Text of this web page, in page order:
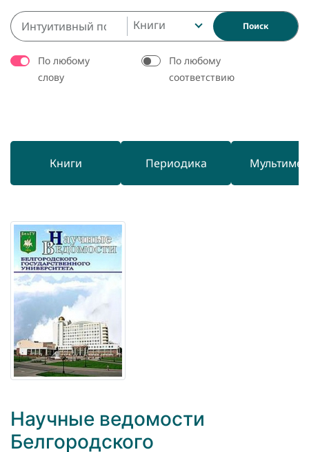
Книги Поиск
По любому
слову
По любому
соответствию
Книги Периодика
Научные ведомости
Белгородского